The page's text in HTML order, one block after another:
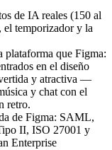
de IA reales (150 al
el temporizador y la
plataforma que Figma:
en el diseño
y atractiva —
y chat con el
retro.
de Figma: SAML,
II, ISO 27001 y
Enterprise